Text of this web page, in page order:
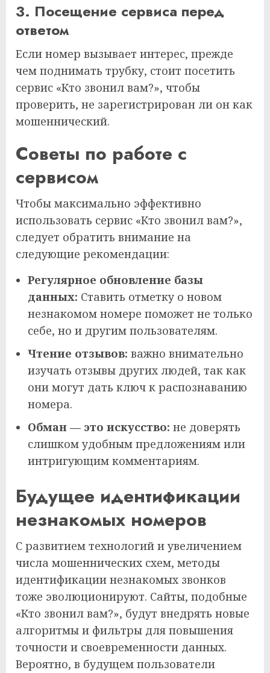
3. Посещение сервиса перед
ответом
Если номер вызывает интерес, прежде
чем поднимать трубку, стоит посетить
сервис «Кто звонил вам?», чтобы
проверить, не зарегистрирован ли он как
мошеннический.
Советы по работе с
сервисом
Чтобы максимально эффективно
использовать сервис «Кто звонил вам?»,
следует обратить внимание на
следующие рекомендации:
Регулярное обновление базы
данных: Ставить отметку о новом
незнакомом номере поможет не только
себе, но и другим пользователям.
Чтение отзывов: важно внимательно
изучать отзывы других людей, так как
они могут дать ключ к распознаванию
номера.
Обман — это искусство: не доверять
слишком удобным предложениям или
интригующим комментариям.
Будущее идентификации
незнакомых номеров
С развитием технологий и увеличением
числа мошеннических схем, методы
идентификации незнакомых звонков
тоже эволюционируют. Сайты, подобные
«Кто звонил вам?», будут внедрять новые
алгоритмы и фильтры для повышения
точности и своевременности данных.
Вероятно, в будущем пользователи